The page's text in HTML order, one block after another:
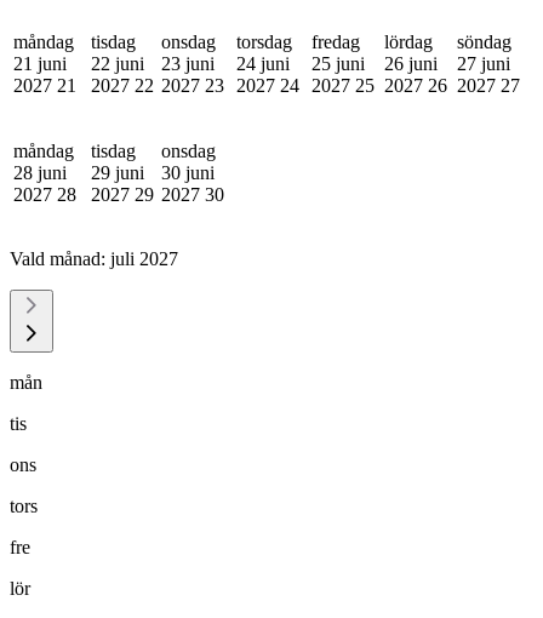
måndag
21 juni
2027 21
tisdag
22 juni
2027 22
onsdag
23 juni
2027 23
torsdag
24 juni
2027 24
fredag
25 juni
2027 25
lördag
26 juni
2027 26
söndag
27 juni
2027 27
måndag
28 juni
2027 28
tisdag
29 juni
2027 29
onsdag
30 juni
2027 30
Vald månad: juli 2027
mån
tis
ons
tors
fre
lör